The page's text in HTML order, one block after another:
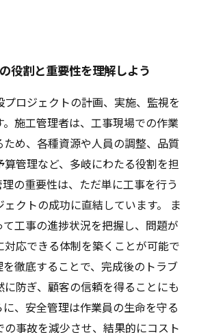
役割と重要性を理解しよう
ロジェクトの計画、実施、監視を
施工管理者は、工事現場での作業
ため、各種資源や人員の調整、品質
管理など、多岐にわたる役割を担
の重要性は、ただ単に工事を行う
クトの成功に直結しています。 ま
工事の進捗状況を把握し、問題が
対応できる体制を築くことが可能で
を徹底することで、完成後のトラブ
に防ぎ、顧客の信頼を得ることにも
、安全管理は作業員の生命を守る
の事故を減少させ、結果的にコスト